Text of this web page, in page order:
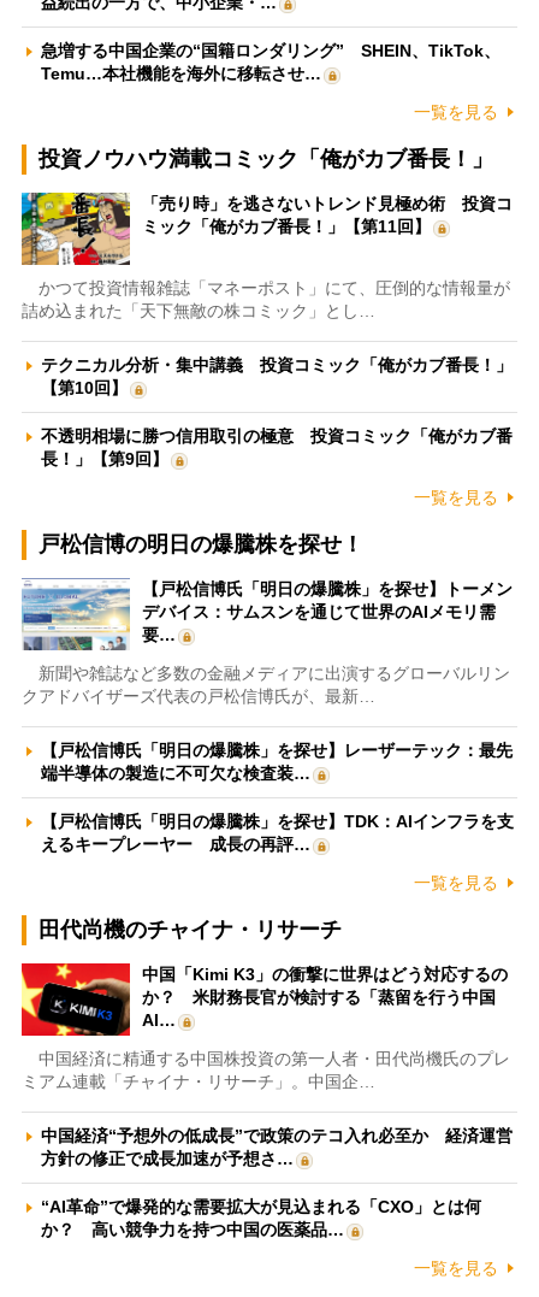
急増する中国企業の“国籍ロンダリング” SHEIN、TikTok、
Temu…本社機能を海外に移転させ…
一覧を見る
投資ノウハウ満載コミック「俺がカブ番長！」
「売り時」を逃さないトレンド見極め術 投資コ
ミック「俺がカブ番長！」【第11回】
かつて投資情報雑誌「マネーポスト」にて、圧倒的な情報量が
詰め込まれた「天下無敵の株コミック」とし…
テクニカル分析・集中講義 投資コミック「俺がカブ番長！」
【第10回】
不透明相場に勝つ信用取引の極意 投資コミック「俺がカブ番
長！」【第9回】
一覧を見る
戸松信博の明日の爆騰株を探せ！
【戸松信博氏「明日の爆騰株」を探せ】トーメン
デバイス：サムスンを通じて世界のAIメモリ需
要…
新聞や雑誌など多数の金融メディアに出演するグローバルリン
クアドバイザーズ代表の戸松信博氏が、最新…
【戸松信博氏「明日の爆騰株」を探せ】レーザーテック：最先
端半導体の製造に不可欠な検査装…
【戸松信博氏「明日の爆騰株」を探せ】TDK：AIインフラを支
えるキープレーヤー 成長の再評…
一覧を見る
田代尚機のチャイナ・リサーチ
中国「Kimi K3」の衝撃に世界はどう対応するの
か？ 米財務長官が検討する「蒸留を行う中国
AI…
中国経済に精通する中国株投資の第一人者・田代尚機氏のプレ
ミアム連載「チャイナ・リサーチ」。中国企…
中国経済“予想外の低成長”で政策のテコ入れ必至か 経済運営
方針の修正で成長加速が予想さ…
“AI革命”で爆発的な需要拡大が見込まれる「CXO」とは何
か？ 高い競争力を持つ中国の医薬品…
一覧を見る